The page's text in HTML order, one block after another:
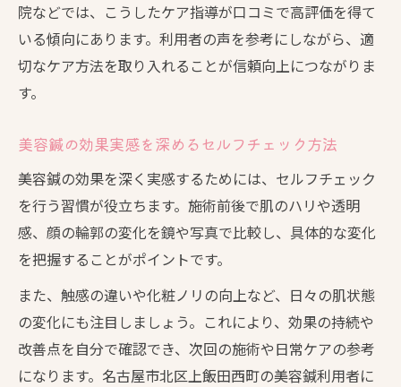
院などでは、こうしたケア指導が口コミで高評価を得て
いる傾向にあります。利用者の声を参考にしながら、適
切なケア方法を取り入れることが信頼向上につながりま
す。
美容鍼の効果実感を深めるセルフチェック方法
美容鍼の効果を深く実感するためには、セルフチェック
を行う習慣が役立ちます。施術前後で肌のハリや透明
感、顔の輪郭の変化を鏡や写真で比較し、具体的な変化
を把握することがポイントです。
また、触感の違いや化粧ノリの向上など、日々の肌状態
の変化にも注目しましょう。これにより、効果の持続や
改善点を自分で確認でき、次回の施術や日常ケアの参考
になります。名古屋市北区上飯田西町の美容鍼利用者に